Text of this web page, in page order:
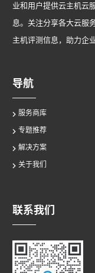
业和用户提供云主机云
息。关注分享各大云服
主机评测信息，助力企
导航
服务商库
专题推荐
解决方案
关于我们
联系我们